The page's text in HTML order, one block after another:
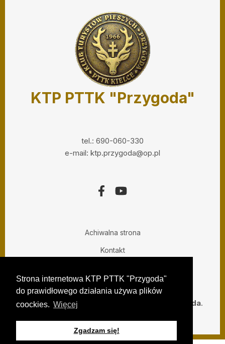
Strona internetowa KTP PTTK "Przygoda"
do prawidłowego działania używa plików
coockies. Więcej
Zgadzam się!
KTP PTTK "Przygoda"
tel.: 690-060-330
e-mail: ktp.przygoda@op.pl
Achiwalna strona
Kontakt
Copyright ©,2015 - 2024. KTP PTTK Przygoda.